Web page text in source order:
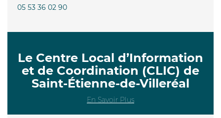
05 53 36 02 90
Le Centre Local d’Information
et de Coordination (CLIC) de
Saint-Étienne-de-Villeréal
En Savoir Plus